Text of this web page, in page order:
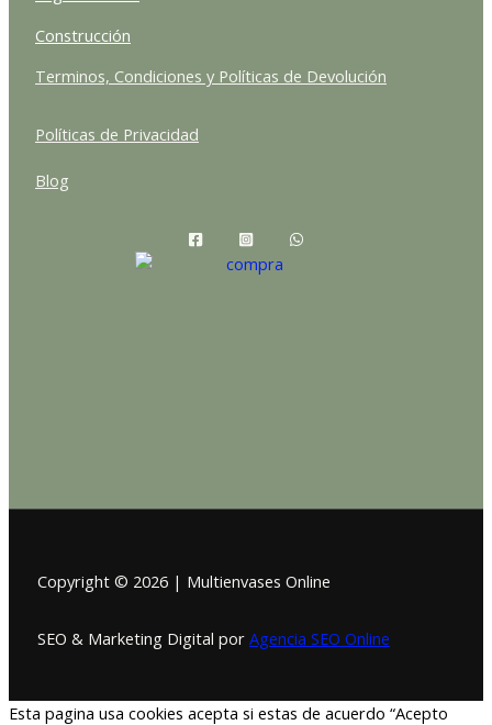
Construcción
Terminos, Condiciones y Políticas de Devolución
Políticas de Privacidad
Blog
Copyright © 2026 | Multienvases Online
SEO & Marketing Digital por Agencia SEO Online
Esta pagina usa cookies acepta si estas de acuerdo “Acepto